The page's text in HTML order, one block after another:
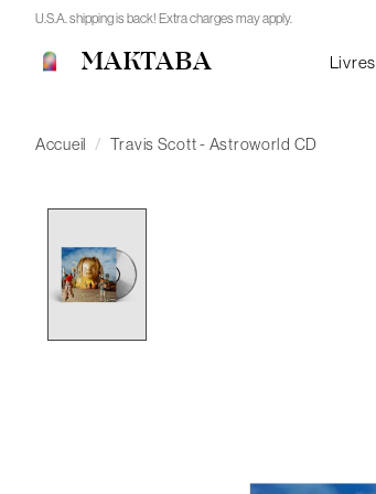
U.S.A. shipping is back! Extra charges may apply.
MAKTABA Livres
Accueil / Travis Scott - Astroworld CD